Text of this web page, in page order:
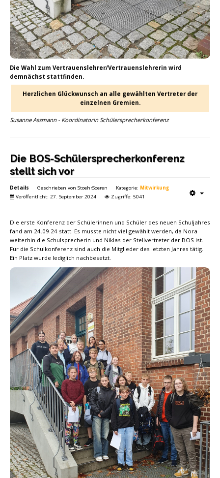
Die Wahl zum Vertrauenslehrer/Vertrauenslehrerin wird
demnächst stattfinden.
Herzlichen Glückwunsch an alle gewählten Vertreter der
einzelnen Gremien.
Susanne Assmann - Koordinatorin Schülersprecherkonferenz
Die BOS-Schülersprecherkonferenz
stellt sich vor
Details Geschrieben von StoehrSoeren Kategorie: Mitwirkung
Veröffentlicht: 27. September 2024
Zugriffe: 5041
Die erste Konferenz der Schülerinnen und Schüler des neuen Schuljahres
fand am 24.09.24 statt. Es musste nicht viel gewählt werden, da Nora
weiterhin die Schulsprecherin und Niklas der Stellvertreter der BOS ist.
Für die Schulkonferenz sind auch die Mitglieder des letzten Jahres tätig.
Ein Platz wurde lediglich nachbesetzt.